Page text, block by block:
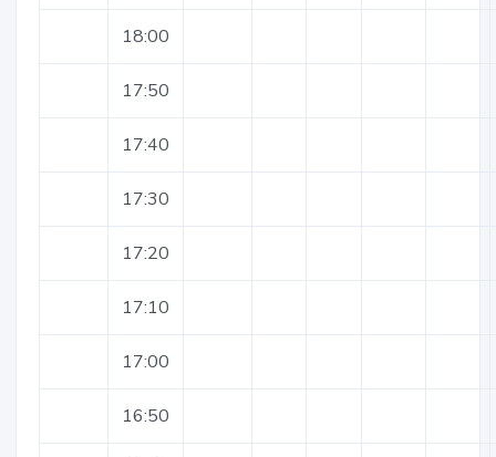
18:00
17:50
17:40
17:30
17:20
17:10
17:00
16:50